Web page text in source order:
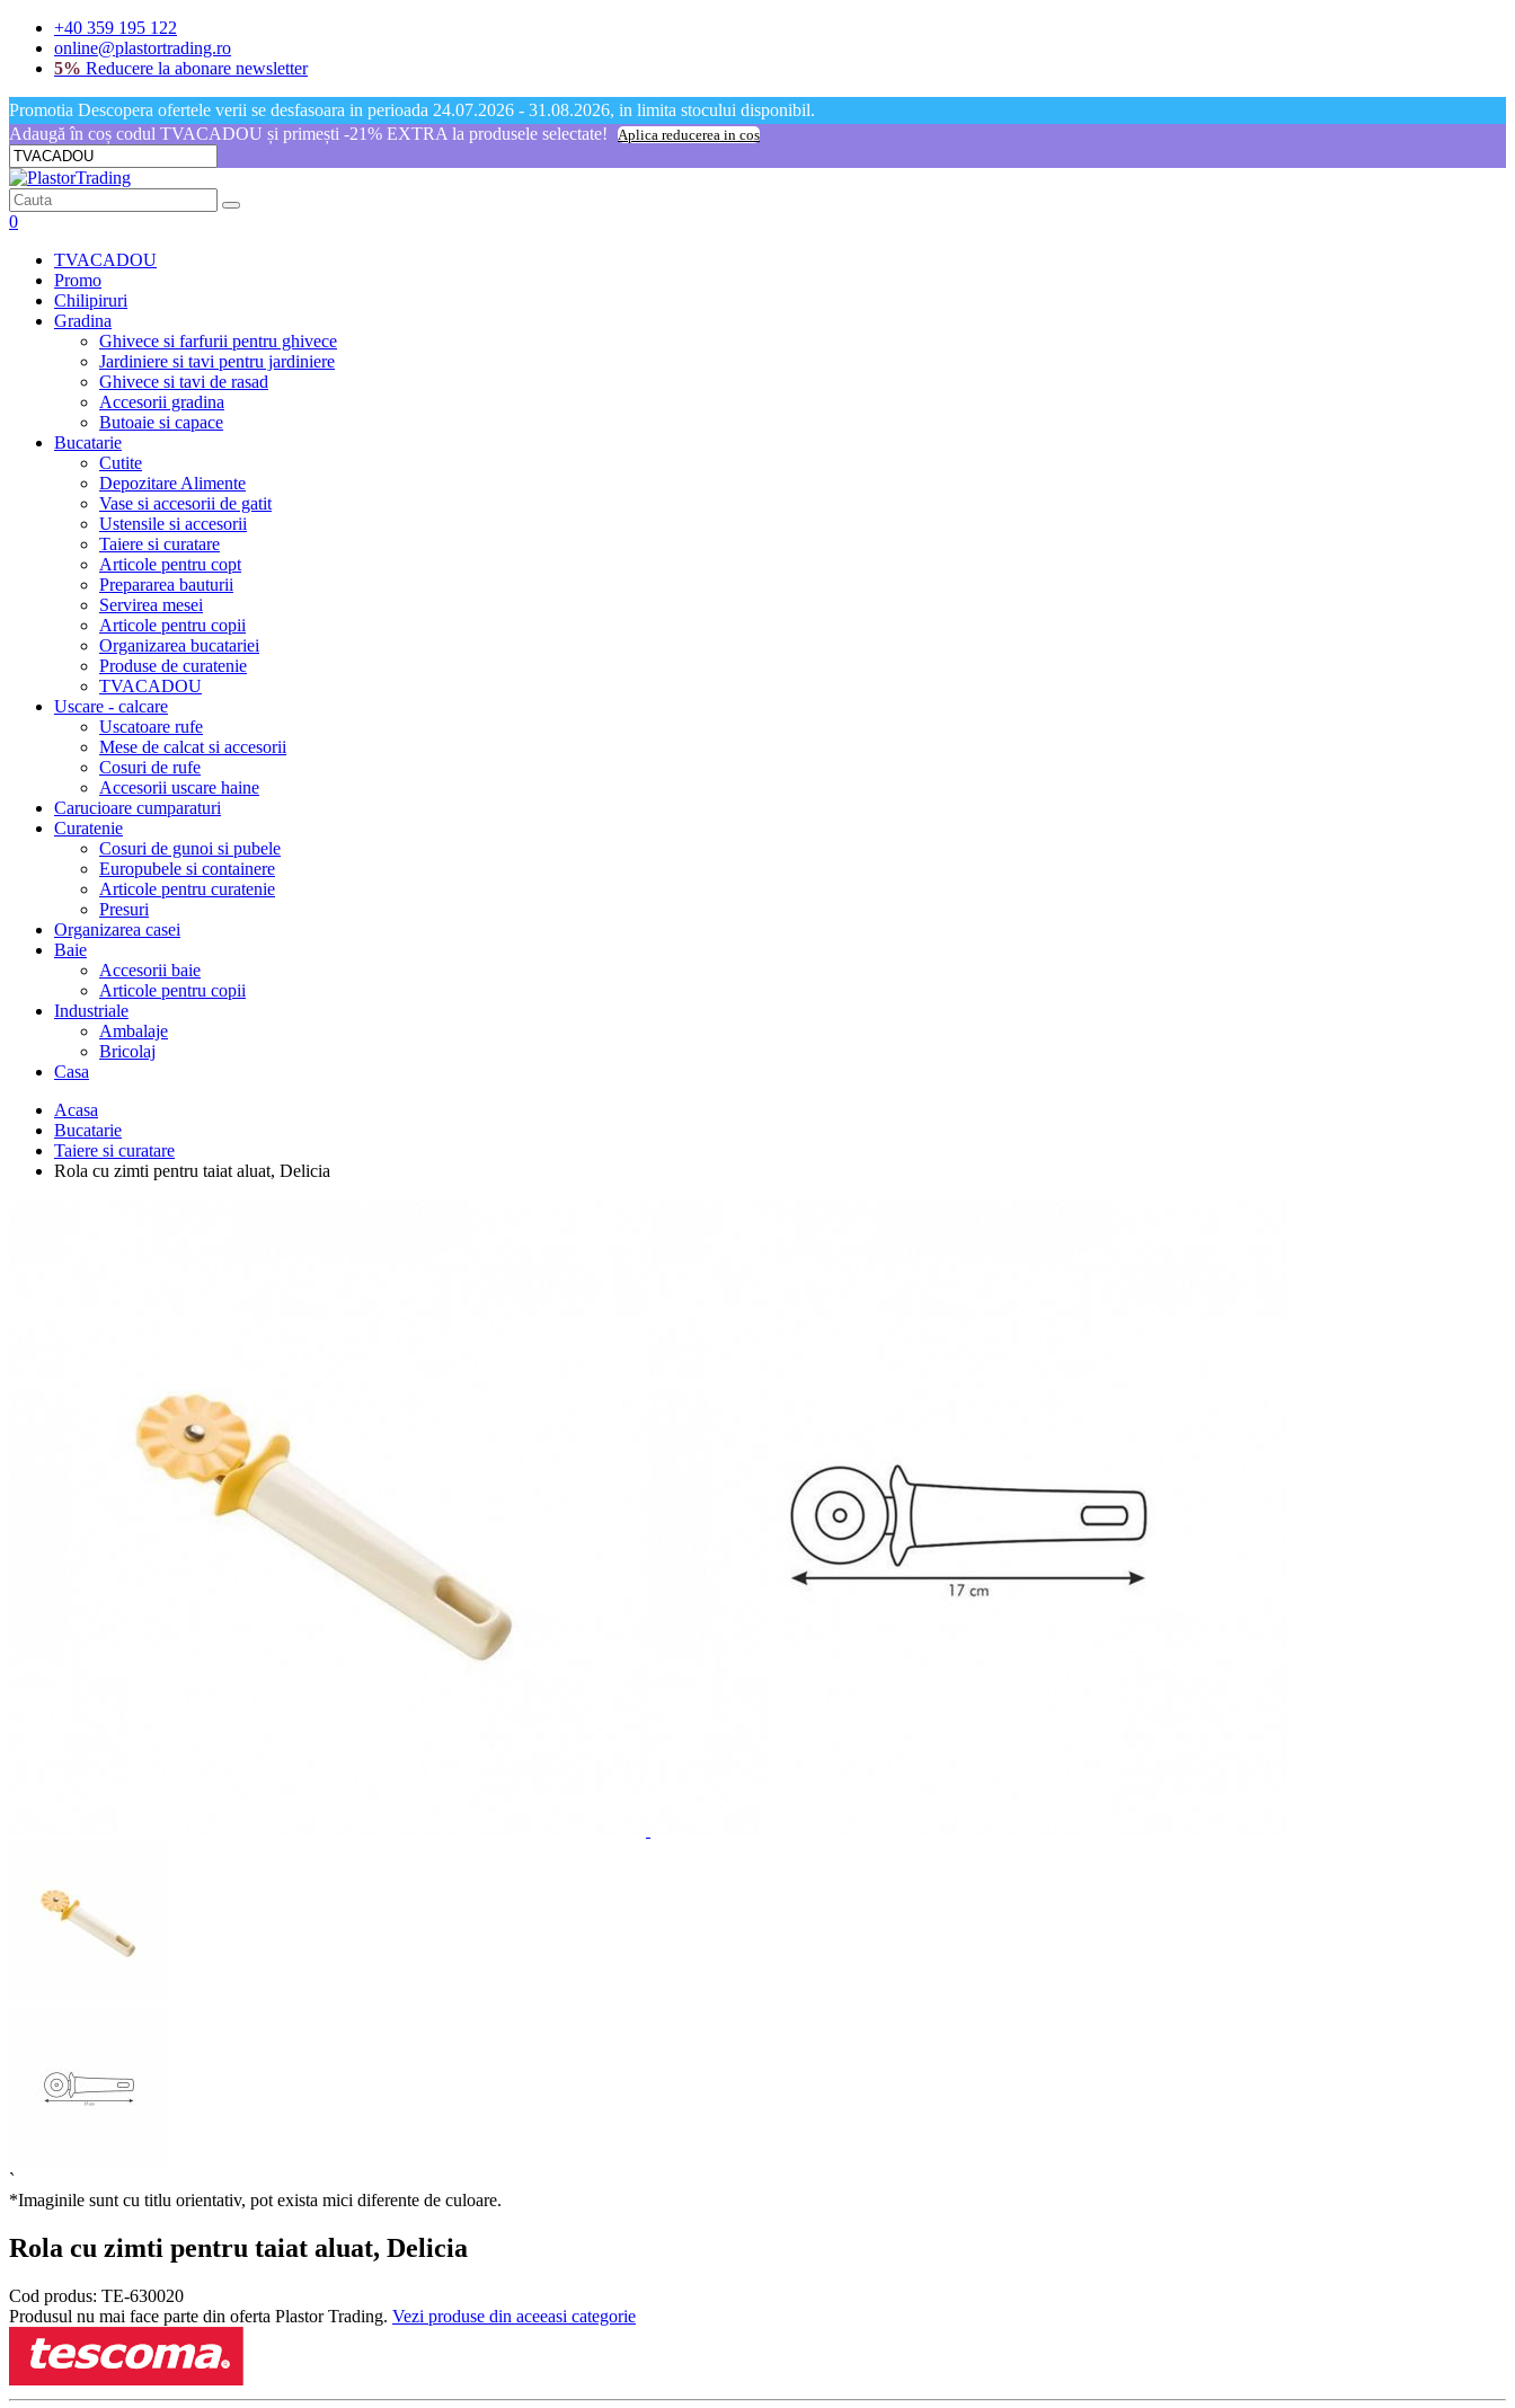
+40 359 195 122
online@plastortrading.ro
5% Reducere la abonare newsletter
Promotia Descopera ofertele verii se desfasoara in perioada 24.07.2026 - 31.08.2026, in limita stocului disponibil.
Adaugă în coș codul TVACADOU și primești -21% EXTRA la produsele selectate!
Aplica reducerea in cos
0
TVACADOU
Promo
Chilipiruri
Gradina
Ghivece si farfurii pentru ghivece
Jardiniere si tavi pentru jardiniere
Ghivece si tavi de rasad
Accesorii gradina
Butoaie si capace
Bucatarie
Cutite
Depozitare Alimente
Vase si accesorii de gatit
Ustensile si accesorii
Taiere si curatare
Articole pentru copt
Prepararea bauturii
Servirea mesei
Articole pentru copii
Organizarea bucatariei
Produse de curatenie
TVACADOU
Uscare - calcare
Uscatoare rufe
Mese de calcat si accesorii
Cosuri de rufe
Accesorii uscare haine
Carucioare cumparaturi
Curatenie
Cosuri de gunoi si pubele
Europubele si containere
Articole pentru curatenie
Presuri
Organizarea casei
Baie
Accesorii baie
Articole pentru copii
Industriale
Ambalaje
Bricolaj
Casa
Acasa
Bucatarie
Taiere si curatare
Rola cu zimti pentru taiat aluat, Delicia
`
*Imaginile sunt cu titlu orientativ, pot exista mici diferente de culoare.
Rola cu zimti pentru taiat aluat, Delicia
Cod produs: TE-630020
Produsul nu mai face parte din oferta Plastor Trading. Vezi produse din aceeasi categorie